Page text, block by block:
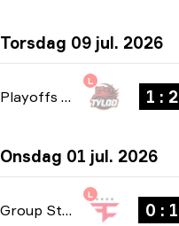
Torsdag 09 jul. 2026
Playoffs bo3
L
1 : 2
Onsdag 01 jul. 2026
Group Stage -bo1
L
0 : 1